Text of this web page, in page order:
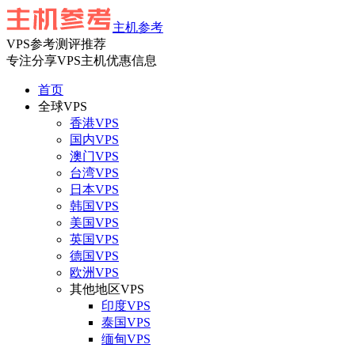
主机参考
VPS参考测评推荐
专注分享VPS主机优惠信息
首页
全球VPS
香港VPS
国内VPS
澳门VPS
台湾VPS
日本VPS
韩国VPS
美国VPS
英国VPS
德国VPS
欧洲VPS
其他地区VPS
印度VPS
泰国VPS
缅甸VPS